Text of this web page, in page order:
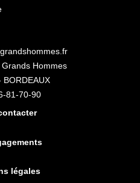
Hommes
BORDEAUX
81-70-90
légales